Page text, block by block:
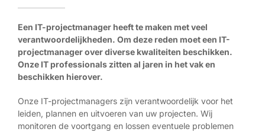
Een IT-projectmanager heeft te maken met veel
verantwoordelijkheden. Om deze reden moet een IT-
projectmanager over diverse kwaliteiten beschikken.
Onze IT professionals zitten al jaren in het vak en
beschikken hierover.
Onze IT-projectmanagers zijn verantwoordelijk voor het
leiden, plannen en uitvoeren van uw projecten. Wij
monitoren de voortgang en lossen eventuele problemen